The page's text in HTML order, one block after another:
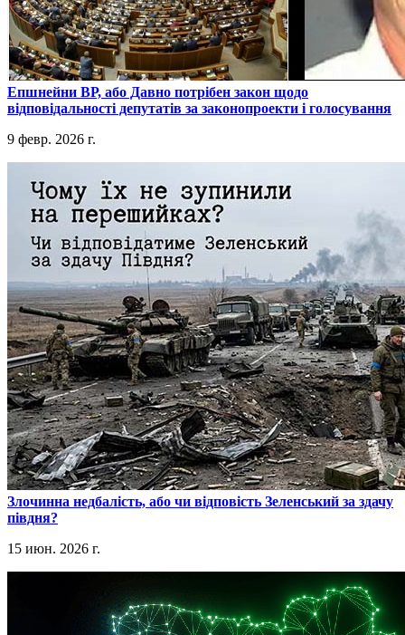
​Епшнейни ВР, або Давно потрібен закон щодо
відповідальності депутатів за законопроекти і голосування
9 февр. 2026 г.
​Злочинна недбалість, або чи відповість Зеленський за здачу
півдня?
15 июн. 2026 г.